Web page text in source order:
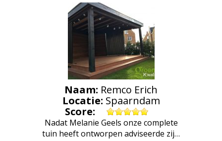
Naam: Remco Erich
Locatie: Spaarndam
Score:
Nadat Melanie Geels onze complete
tuin heeft ontworpen adviseerde zij…